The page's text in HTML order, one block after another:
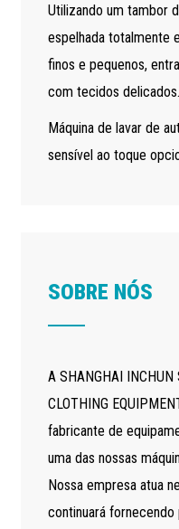
Utilizando um tambor
espelhada totalmente
finos e pequenos,
com tecidos delicados.
Máquina de lavar de
sensível ao toque
SOBRE NÓS
A SHANGHAI INCHUN
CLOTHING
fabricante de
uma das nossas
Nossa empresa atua
continuará